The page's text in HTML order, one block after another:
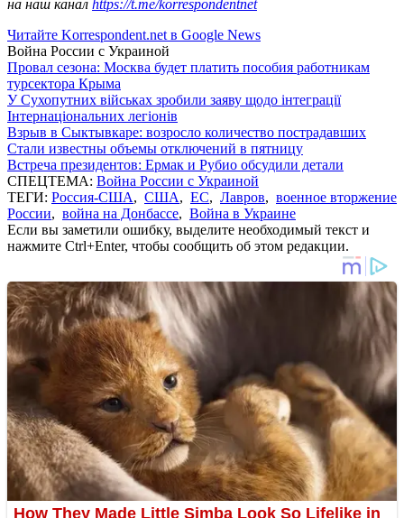
на наш канал https://t.me/korrespondentnet
Читайте Korrespondent.net в Google News
Война России с Украиной
Провал сезона: Москва будет платить пособия работникам
турсектора Крыма
У Сухопутних військах зробили заяву щодо інтеграції
Інтернаціональних легіонів
Взрыв в Сыктывкаре: возросло количество пострадавших
Стали известны объемы отключений в пятницу
Встреча президентов: Ермак и Рубио обсудили детали
СПЕЦТЕМА: Война России с Украиной
ТЕГИ: Россия-США, США, ЕС, Лавров, военное вторжение
России, война на Донбассе, Война в Украине
Если вы заметили ошибку, выделите необходимый текст и
нажмите Ctrl+Enter, чтобы сообщить об этом редакции.